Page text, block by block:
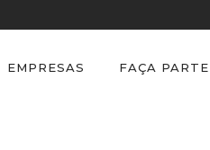
EMPRESAS FAÇA PARTE